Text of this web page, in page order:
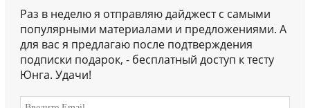
Раз в неделю я отправляю дайджест с самыми
популярными материалами и предложениями. А
для вас я предлагаю после подтверждения
подписки подарок, - бесплатный доступ к тесту
Юнга. Удачи!